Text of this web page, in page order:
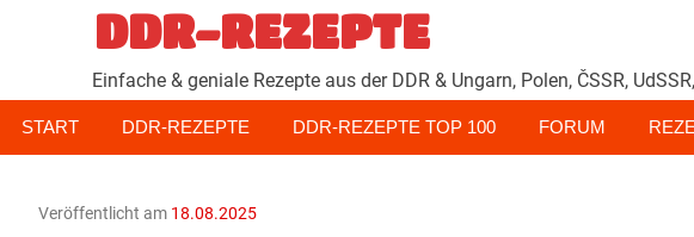
Zum
Inhalt
springen
DDR-REZEPTE
Einfache & geniale Rezepte aus der DDR & Ungarn, Polen, ČSSR,
START DDR-REZEPTE DDR-REZEPTE TOP 100 FORUM
Veröffentlicht am 18.08.2025